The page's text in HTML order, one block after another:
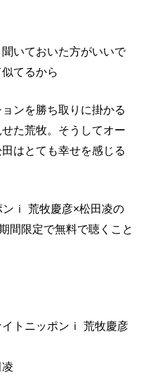
いておいた方がいいで
てるから
ンを勝ち取りに掛かる
た荒牧。そうしてオー
はとても幸せを感じる
ｉ 荒牧慶彦×松田凌の
間限定で無料で聴くこと
トニッポンｉ 荒牧慶彦